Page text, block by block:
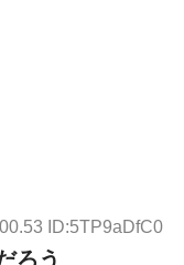
ID:5TP9aDfC0
ろう